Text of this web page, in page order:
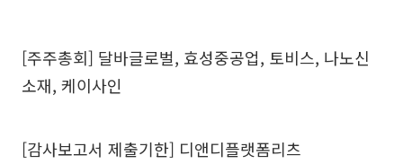
[주주총회] 달바글로벌, 효성중공업, 토비스, 나노신
소재, 케이사인
[감사보고서 제출기한] 디앤디플랫폼리츠